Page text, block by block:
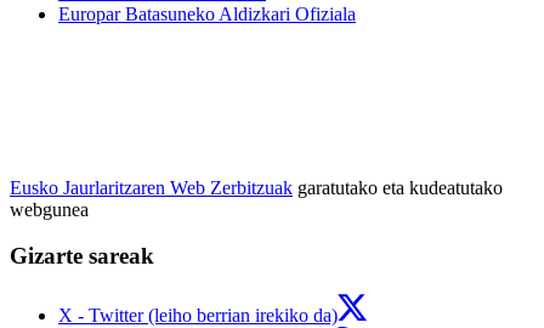
Europar Batasuneko Aldizkari Ofiziala
Eusko Jaurlaritzaren Web Zerbitzuak garatutako eta kudeatutako
webgunea
Gizarte sareak
X - Twitter (leiho berrian irekiko da)